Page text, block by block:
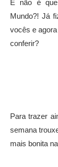
E não é
Mundo?! Já
vocês e
conferir?
Para trazer
semana
mais bonita na